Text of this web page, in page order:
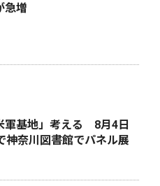
急増
軍基地」考える 8月4日
神奈川図書館でパネル展